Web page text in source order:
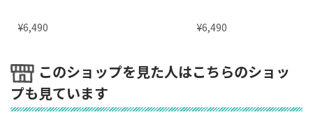
¥6,490 ¥6,490
このショップを見た人はこちらのショッ
プも見ています